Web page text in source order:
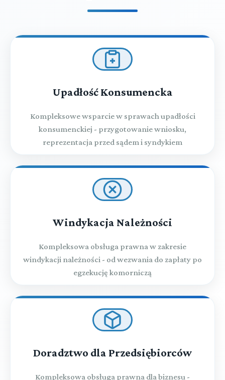
Upadłość Konsumencka
Kompleksowe wsparcie w sprawach upadłości
konsumenckiej - przygotowanie wniosku,
reprezentacja przed sądem i syndykiem
Windykacja Należności
Kompleksowa obsługa prawna w zakresie
windykacji należności - od wezwania do zapłaty po
egzekucję komorniczą
Doradztwo dla Przedsiębiorców
Kompleksowa obsługa prawna dla biznesu -